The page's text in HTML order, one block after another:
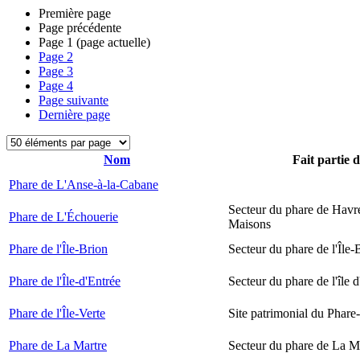
Première page
Page précédente
Page 1 (page actuelle)
Page 2
Page 3
Page 4
Page suivante
Dernière page
Nom
Fait partie
Phare de L'Anse-à-la-Cabane
Phare de L'Échouerie
Secteur du phare de
Maisons
Phare de l'Île-Brion
Secteur du phare de l'Île-
Phare de l'Île-d'Entrée Secteur du phare de l'île
Phare de l'Île-Verte Site patrimonial du
Phare de La Martre
Secteur du phare de La